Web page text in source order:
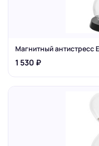
Магнитный антистресс
1 530 ₽